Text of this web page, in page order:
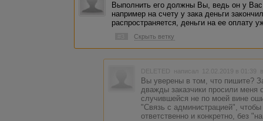
Выполнить его должны Вы, ведь он у
например на счету у зака деньги
распространяется, деньги на ее оплату
Скрыть ветку
DELETED написал 12.02.2019 в 01:39
Вы уверены в том, что пишите?
дважды заказчики просили меня
случившейся не по моей вине
"Связь с администрацией",
ответственно и конкретно, без